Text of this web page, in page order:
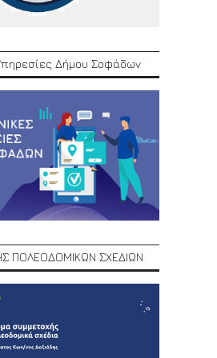
Δήμου Σοφάδων
ΠΟΛΕΟΔΟΜΙΚΩΝ ΣΧΕΔΙΩΝ